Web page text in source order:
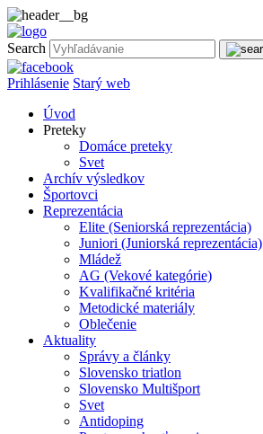
Search
Prihlásenie Starý web
Úvod
Preteky
Domáce preteky
Svet
Archív výsledkov
Športovci
Reprezentácia
Elite (Seniorská reprezentácia)
Juniori (Juniorská reprezentácia)
Mládež
AG (Vekové kategórie)
Kvalifikačné kritéria
Metodické materiály
Oblečenie
Aktuality
Správy a články
Slovensko triatlon
Slovensko Multišport
Svet
Antidoping